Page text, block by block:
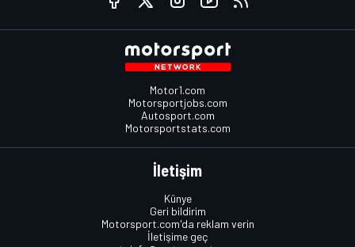
Motor1.com
Motorsportjobs.com
Autosport.com
Motorsportstats.com
İletişim
Künye
Geri bildirim
Motorsport.com'da reklam verin
İletişime geç